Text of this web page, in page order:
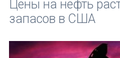
Цены на нефть
запасов в США